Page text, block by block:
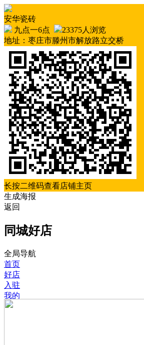
安华瓷砖
九点一6点
23375人浏览
地址：枣庄市滕州市解放路立交桥
长按二维码查看店铺主页
生成海报
返回
同城好店
全局导航
首页
好店
入驻
我的